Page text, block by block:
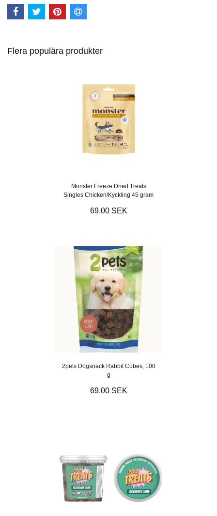
Flera populära produkter
Monster Freeze Dried Treats
Singles Chicken/Kyckling 45 gram
69.00 SEK
2pets Dogsnack Rabbit Cubes, 100
g
69.00 SEK